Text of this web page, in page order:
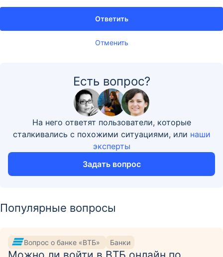
Отменить
Ответить
Есть вопрос?
На него ответят пользователи, которые
сталкивались с похожими ситуациями, или наши
эксперты
Задать вопрос
Популярные вопросы
Вопрос о банке «ВТБ» Банки